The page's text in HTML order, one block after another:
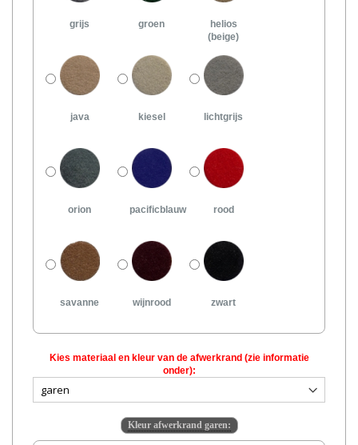
grijs groen
helios
(beige)
java kiesel lichtgrijs
orion pacificblauw rood
savanne wijnrood zwart
Kies materiaal en kleur van de afwerkrand (zie informatie
onder):
Kleur afwerkrand garen: